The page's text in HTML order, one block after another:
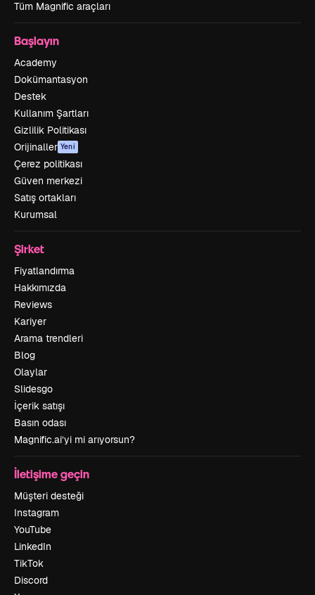
Tüm Magnific araçları
Başlayın
Academy
Dokümantasyon
Destek
Kullanım Şartları
Gizlilik Politikası
Orijinaller Yeni
Çerez politikası
Güven merkezi
Satış ortakları
Kurumsal
Şirket
Fiyatlandırma
Hakkımızda
Reviews
Kariyer
Arama trendleri
Blog
Olaylar
Slidesgo
İçerik satışı
Basın odası
Magnific.ai’yi mi arıyorsun?
İletişime geçin
Müşteri desteği
Instagram
YouTube
LinkedIn
TikTok
Discord